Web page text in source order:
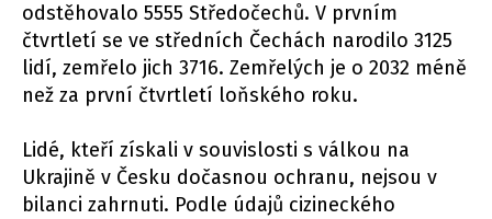
odstěhovalo 5555 Středočechů. V prvním
čtvrtletí se ve středních Čechách narodilo 3125
lidí, zemřelo jich 3716. Zemřelých je o 2032 méně
než za první čtvrtletí loňského roku.
Lidé, kteří získali v souvislosti s válkou na
Ukrajině v Česku dočasnou ochranu, nejsou v
bilanci zahrnuti. Podle údajů cizineckého